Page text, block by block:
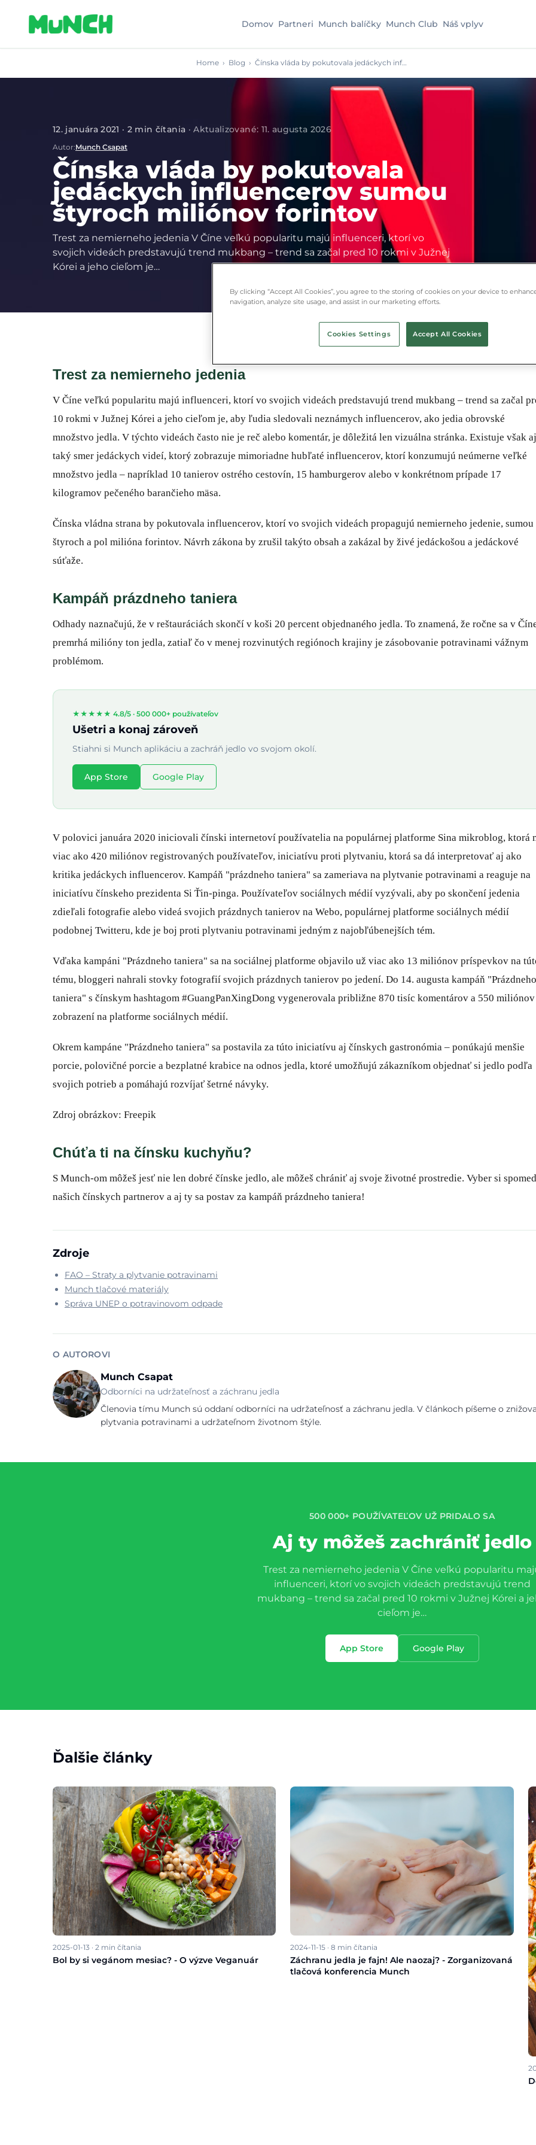
Domov Partneri Munch balíčky Munch Club Náš vplyv
Home › Blog › Čínska vláda by pokutovala jedáckych inf…
12. januára 2021 · 2 min čítania ·Aktualizované: 11. augusta 2026
Autor:Munch Csapat
Čínska vláda by pokutovala
jedáckych influencerov sumou
štyroch miliónov forintov
Trest za nemierneho jedenia V Číne veľkú popularitu majú influenceri, ktorí vo
svojich videách predstavujú trend mukbang – trend sa začal pred 10 rokmi v Južnej
Kórei a jeho cieľom je…
Trest za nemierneho jedenia
V Číne veľkú popularitu majú influenceri, ktorí vo svojich videách predstavujú trend mukbang – trend sa začal
10 rokmi v Južnej Kórei a jeho cieľom je, aby ľudia sledovali neznámych influencerov, ako jedia obrovské
množstvo jedla. V týchto videách často nie je reč alebo komentár, je dôležitá len vizuálna stránka. Existuje však aj
taký smer jedáckych videí, ktorý zobrazuje mimoriadne hubľaté influencerov, ktorí konzumujú neúmerne veľké
množstvo jedla – napríklad 10 tanierov ostrého cestovín, 15 hamburgerov alebo v konkrétnom prípade 17
kilogramov pečeného barančieho mäsa.
Čínska vládna strana by pokutovala influencerov, ktorí vo svojich videách propagujú nemierneho jedenie, sumou
štyroch a pol milióna forintov. Návrh zákona by zrušil takýto obsah a zakázal by živé jedáckošou a jedáckové
súťaže.
Kampáň prázdneho taniera
Odhady naznačujú, že v reštauráciách skončí v koši 20 percent objednaného jedla. To znamená, že ročne sa v
premrhá milióny ton jedla, zatiaľ čo v menej rozvinutých regiónoch krajiny je zásobovanie potravinami vážnym
problémom.
★★★★★ 4.8/5 · 500 000+ používateľov
Ušetri a konaj zároveň
Stiahni si Munch aplikáciu a zachráň jedlo vo svojom okolí.
App Store Google Play
V polovici januára 2020 iniciovali čínski internetoví používatelia na populárnej platforme Sina mikroblog, ktorá
viac ako 420 miliónov registrovaných používateľov, iniciatívu proti plytvaniu, ktorá sa dá interpretovať aj ako
kritika jedáckych influencerov. Kampáň "prázdneho taniera" sa zameriava na plytvanie potravinami a reaguje na
iniciatívu čínskeho prezidenta Si Ťin-pinga. Používateľov sociálnych médií vyzývali, aby po skončení jedenia
zdieľali fotografie alebo videá svojich prázdnych tanierov na Webo, populárnej platforme sociálnych médií
podobnej Twitteru, kde je boj proti plytvaniu potravinami jedným z najobľúbenejších tém.
Vďaka kampáni "Prázdneho taniera" sa na sociálnej platforme objavilo už viac ako 13 miliónov príspevkov na
tému, bloggeri nahrali stovky fotografií svojich prázdnych tanierov po jedení. Do 14. augusta kampáň "Prázdneho
taniera" s čínskym hashtagom #GuangPanXingDong vygenerovala približne 870 tisíc komentárov a 550 miliónov
zobrazení na platforme sociálnych médií.
Okrem kampáne "Prázdneho taniera" sa postavila za túto iniciatívu aj čínskych gastronómia – ponúkajú menšie
porcie, polovičné porcie a bezplatné krabice na odnos jedla, ktoré umožňujú zákazníkom objednať si jedlo podľa
svojich potrieb a pomáhajú rozvíjať šetrné návyky.
Zdroj obrázkov: Freepik
Chúťa ti na čínsku kuchyňu?
S Munch-om môžeš jesť nie len dobré čínske jedlo, ale môžeš chrániť aj svoje životné prostredie. Vyber si
našich čínskych partnerov a aj ty sa postav za kampáň prázdneho taniera!
Zdroje
FAO – Straty a plytvanie potravinami
Munch tlačové materiály
Správa UNEP o potravinovom odpade
O AUTOROVI
Munch Csapat
Odborníci na udržateľnosť a záchranu jedla
Členovia tímu Munch sú oddaní odborníci na udržateľnosť a záchranu jedla. V článkoch píšeme o
plytvania potravinami a udržateľnom životnom štýle.
500 000+ POUŽÍVATEĽOV UŽ PRIDALO SA
Aj ty môžeš zachrániť jedlo
Trest za nemierneho jedenia V Číne veľkú popularitu
influenceri, ktorí vo svojich videách predstavujú trend
mukbang – trend sa začal pred 10 rokmi v Južnej Kórei a
cieľom je…
App Store Google Play
Ďalšie články
2025-01-13 · 2 min čítania
Bol by si vegánom mesiac? - O výzve Veganuár
2024-11-15 ·8 min čítania
Záchranu jedla je fajn! Ale naozaj? - Zorganizovaná
tlačová konferencia Munch
By clicking “Accept All Cookies”, you agree to the storing of cookies on your device to
navigation, analyze site usage, and assist in our marketing efforts.
Cookies Settings Accept All Cookies